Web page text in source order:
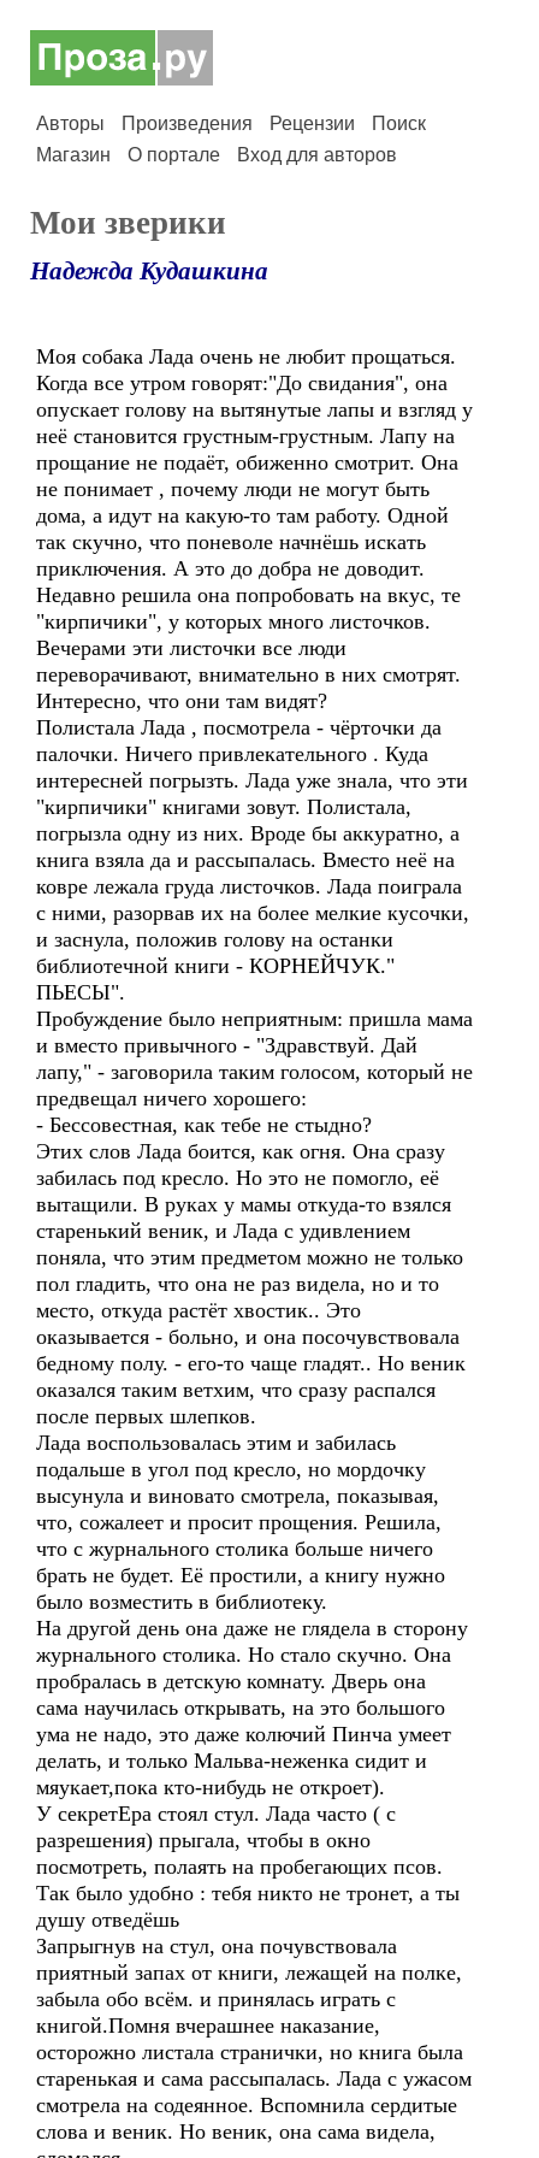
Авторы Произведения Рецензии
Поиск
Магазин
О портале Вход для авторов
Мои зверики
Надежда Кудашкина
Моя собака Лада очень не любит прощаться.
Когда все утром говорят:"До свидания", она
опускает голову на вытянутые лапы и взгляд у
неё становится грустным-грустным. Лапу на
прощание не подаёт, обиженно смотрит. Она
не понимает , почему люди не могут быть
дома, а идут на какую-то там работу. Одной
так скучно, что поневоле начнёшь искать
приключения. А это до добра не доводит.
Недавно решила она попробовать на вкус, те
"кирпичики", у которых много листочков.
Вечерами эти листочки все люди
переворачивают, внимательно в них смотрят.
Интересно, что они там видят?
Полистала Лада , посмотрела - чёрточки да
палочки. Ничего привлекательного . Куда
интересней погрызть. Лада уже знала, что эти
"кирпичики" книгами зовут. Полистала,
погрызла одну из них. Вроде бы аккуратно, а
книга взяла да и рассыпалась. Вместо неё на
ковре лежала груда листочков. Лада поиграла
с ними, разорвав их на более мелкие кусочки,
и заснула, положив голову на останки
библиотечной книги - КОРНЕЙЧУК."
ПЬЕСЫ".
Пробуждение было неприятным: пришла мама
и вместо привычного - "Здравствуй. Дай
лапу," - заговорила таким голосом, который не
предвещал ничего хорошего:
- Бессовестная, как тебе не стыдно?
Этих слов Лада боится, как огня. Она сразу
забилась под кресло. Но это не помогло, её
вытащили. В руках у мамы откуда-то взялся
старенький веник, и Лада с удивлением
поняла, что этим предметом можно не только
пол гладить, что она не раз видела, но и то
место, откуда растёт хвостик.. Это
оказывается - больно, и она посочувствовала
бедному полу. - его-то чаще гладят.. Но веник
оказался таким ветхим, что сразу распался
после первых шлепков.
Лада воспользовалась этим и забилась
подальше в угол под кресло, но мордочку
высунула и виновато смотрела, показывая,
что, сожалеет и просит прощения. Решила,
что с журнального столика больше ничего
брать не будет. Её простили, а книгу нужно
было возместить в библиотеку.
На другой день она даже не глядела в сторону
журнального столика. Но стало скучно. Она
пробралась в детскую комнату. Дверь она
сама научилась открывать, на это большого
ума не надо, это даже колючий Пинча умеет
делать, и только Мальва-неженка сидит и
мяукает,пока кто-нибудь не откроет).
У секретЕра стоял стул. Лада часто ( с
разрешения) прыгала, чтобы в окно
посмотреть, полаять на пробегающих псов.
Так было удобно : тебя никто не тронет, а ты
душу отведёшь
Запрыгнув на стул, она почувствовала
приятный запах от книги, лежащей на полке,
забыла обо всём. и принялась играть с
книгой.Помня вчерашнее наказание,
осторожно листала странички, но книга была
старенькая и сама рассыпалась. Лада с ужасом
смотрела на содеянное. Вспомнила сердитые
слова и веник. Но веник, она сама видела,